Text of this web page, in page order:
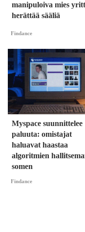
manipuloiva mies
herättää sääliä
Findance
Myspace suunnittelee
paluuta: omistajat
haluavat haastaa
algoritmien
somen
Findance